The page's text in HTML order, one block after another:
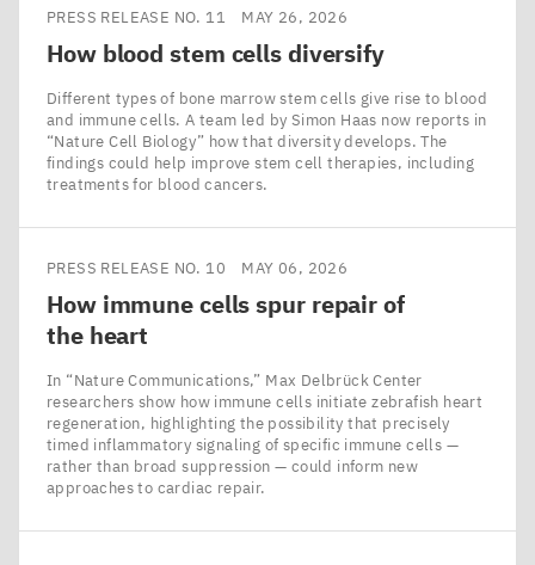
PRESS RELEASE NO. 11 MAY 26, 2026
How blood stem cells diversify
Different types of bone marrow stem cells give rise to blood
and immune cells. A team led by Simon Haas now reports in
​“Nature Cell Biology” how that diversity develops. The
findings could help improve stem cell therapies, including
treatments for blood cancers.
PRESS RELEASE NO. 10 MAY 06, 2026
How immune cells spur repair of
the heart
In ​“Nature Communications,” Max Delbrück Center
researchers show how immune cells initiate zebrafish heart
regeneration, highlighting the possibility that precisely
timed inflammatory signaling of specific immune cells —
rather than broad suppression — could inform new
approaches to cardiac repair.